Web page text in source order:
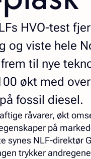
HVO-test
og viste hele
til nye
økt med
fossil diesel.
råvarer, økt
på
synes NLF-direktør
trykker